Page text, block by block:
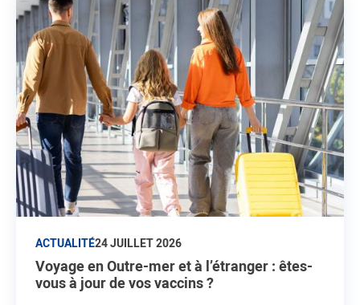
ACTUALITÉ24 JUILLET 2026
Voyage en Outre-mer et à l’étranger : êtes-
vous à jour de vos vaccins ?